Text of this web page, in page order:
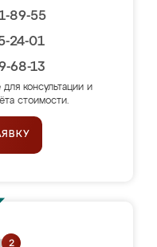
89-55
24-01
68-13
для консультации и
стоимости.